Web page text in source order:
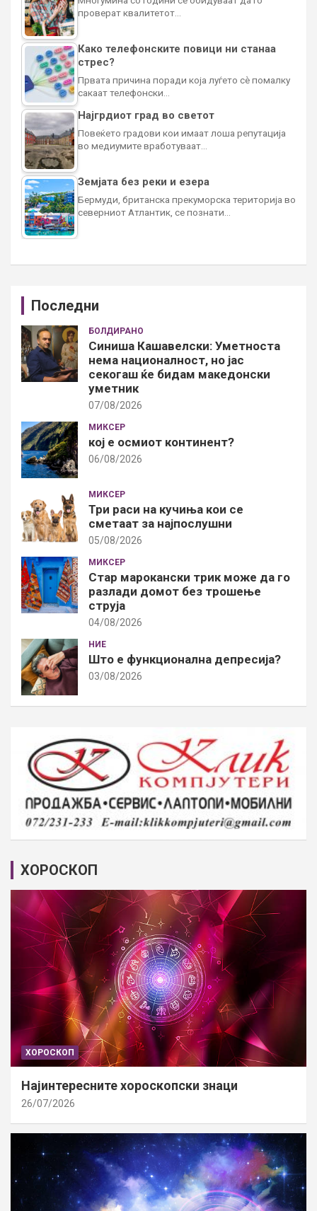
проверат квалитетот…
Како телефонските повици ни станаа
стрес?
Првата причина поради која луѓето сè помалку
сакаат телефонски…
Најгрдиот град во светот
Повеќето градови кои имаат лоша репутација
во медиумите вработуваат…
Земјата без реки и езера
Бермуди, британска прекуморска територија во
северниот Атлантик, се познати…
Последни
БОЛДИРАНО
Синиша Кашавелски: Уметноста
нема националност, но јас
секогаш ќе бидам македонски
уметник
07/08/2026
МИКСЕР
кој е осмиот континент?
06/08/2026
МИКСЕР
Три раси на кучиња кои се
сметаат за најпослушни
05/08/2026
МИКСЕР
Стар марокански трик може да го
разлади домот без трошење
струја
04/08/2026
НИЕ
Што е функционална депресија?
03/08/2026
ХОРОСКОП
ХОРОСКОП
Најинтересните хороскопски знаци
26/07/2026